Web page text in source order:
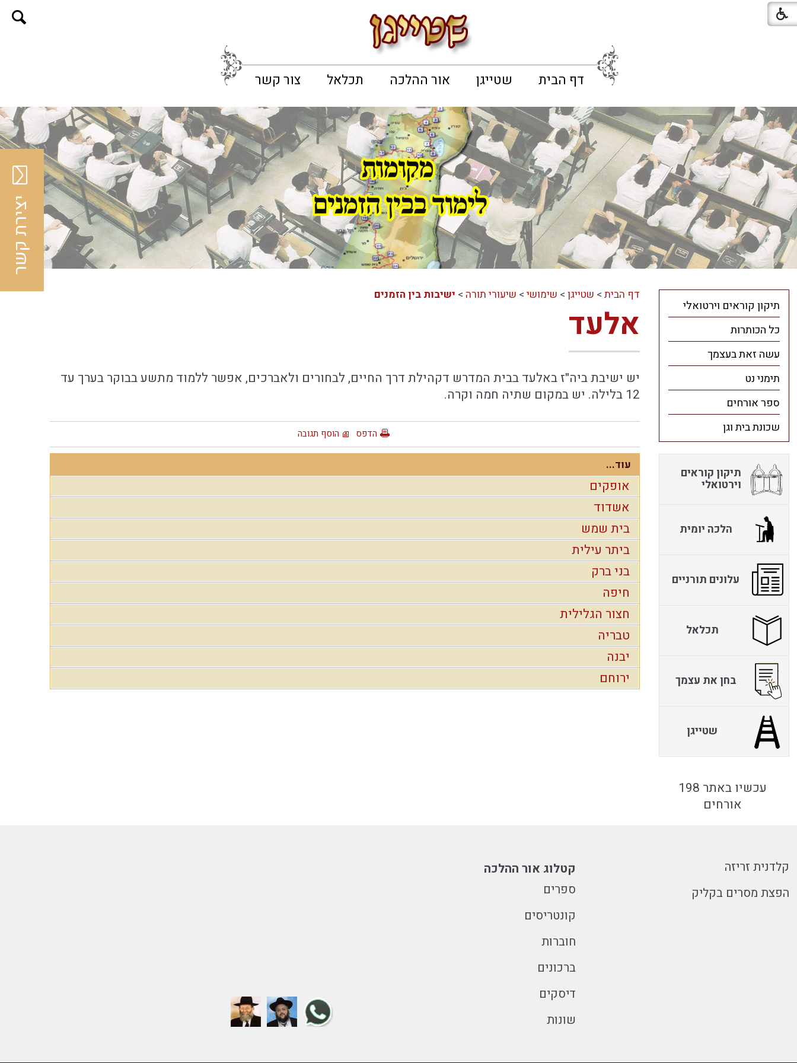
דף הבית שטייגן אור ההלכה תכלאל צור קשר
דף הבית> שטייגן> שימושי> שיעורי תורה > ישיבות בין הזמנים
אלעד
יש ישיבת ביה"ז באלעד בבית המדרש דקהילת דרך החיים, לבחורים ולאברכים, אפשר ללמוד מתשע בבוקר בערך עד
12 בלילה. יש במקום שתיה חמה וקרה.
הדפס הוסף תגובה
עוד...
אופקים
אשדוד
בית שמש
ביתר עילית
בני ברק
חיפה
חצור הגלילית
טבריה
יבנה
ירוחם
תיקון קוראים וירטואלי
כל הכותרות
עשה זאת בעצמך
תימני נט
ספר אורחים
שכונת בית וגן
תיקון קוראים
וירטואלי
הלכה יומית
עלונים תורניים
תכלאל
בחן את עצמך
שטייגן
עכשיו באתר 198
אורחים
קלדנית זריזה
הפצת מסרים בקליק
קטלוג אור ההלכה
ספרים
קונטריסים
חוברות
ברכונים
דיסקים
שונות
יצירת קשר